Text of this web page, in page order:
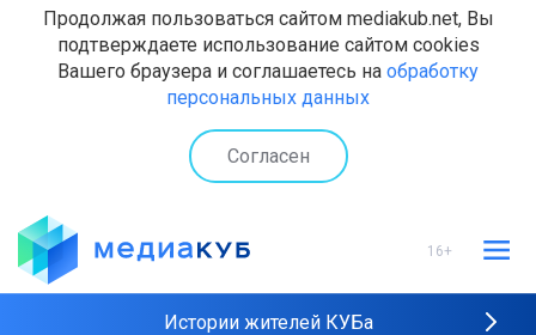
Продолжая пользоваться сайтом mediakub.net, Вы
подтверждаете использование сайтом cookies
Вашего браузера и соглашаетесь на обработку
персональных данных
Согласен
16+
Истории жителей КУБа